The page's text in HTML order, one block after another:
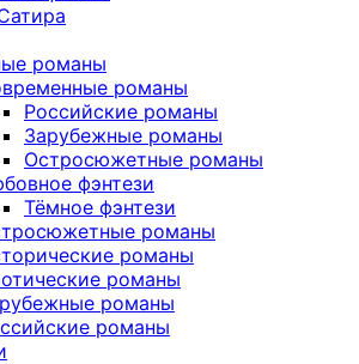
романы
романы
Российские романы
Зарубежные романы
Остросюжетные романы
фэнтези
Тёмное фэнтези
романы
романы
романы
романы
романы